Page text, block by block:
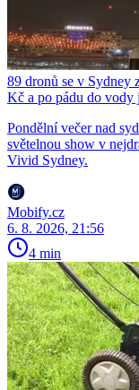
89 dronů se v Sydney
Kč a po pádu do vody
Pondělní večer nad
světelnou show v
Vivid Sydney.
Mobify.cz
6. 8. 2026, 21:56
4 min